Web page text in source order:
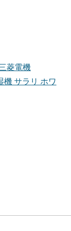
菱電機
機 サラリ ホワ